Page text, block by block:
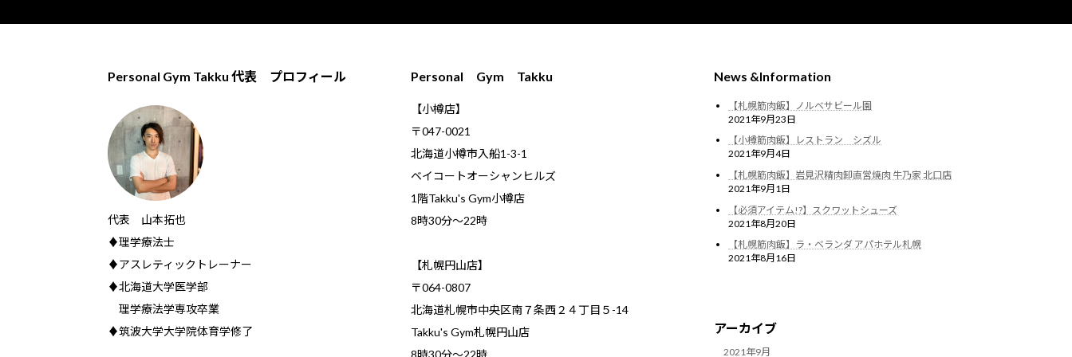
Personal Gym Takku 代表 プロフィール
代表 山本拓也
♦理学療法士
♦アスレティックトレーナー
♦北海道大学医学部
理学療法学専攻卒業
♦筑波大学大学院体育学修了
Personal Gym Takku
【小樽店】
〒047-0021
北海道小樽市入船1-3-1
ベイコートオーシャンヒルズ
1階Takku's Gym小樽店
​8時30分～22時
【札幌円山店】
〒064-0807
北海道札幌市中央区南７条西２４丁目５-14
Takku's Gym札幌円山店
8時30分～22時
News &Information
【札幌筋肉飯】ノルベサビール園
2021年9月23日
【小樽筋肉飯】レストラン シズル
2021年9月4日
【札幌筋肉飯】岩見沢精肉卸直営焼肉 牛乃家 北口店
2021年9月1日
【必須アイテム!?】スクワットシューズ
2021年8月20日
【札幌筋肉飯】ラ・ベランダ アパホテル札幌
2021年8月16日
アーカイブ
2021年9月